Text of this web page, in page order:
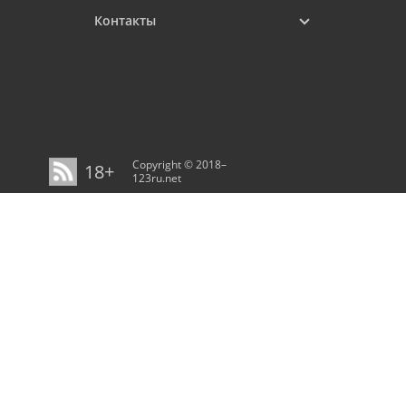
Контакты
18+
Copyright © 2018–
123ru.net